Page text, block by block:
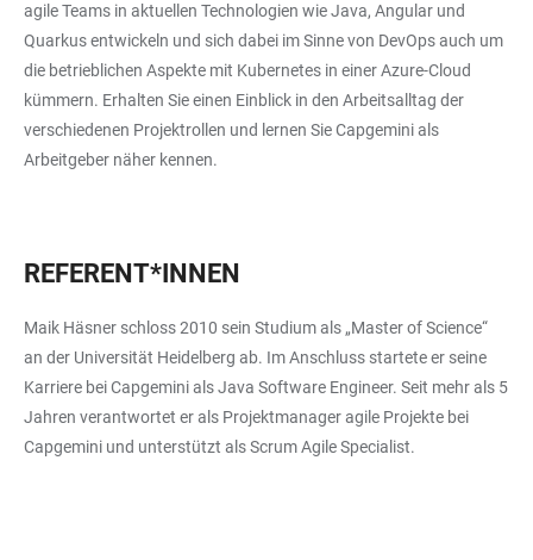
agile Teams in aktuellen Technologien wie Java, Angular und
Quarkus entwickeln und sich dabei im Sinne von DevOps auch um
die betrieblichen Aspekte mit Kubernetes in einer Azure-Cloud
kümmern. Erhalten Sie einen Einblick in den Arbeitsalltag der
verschiedenen Projektrollen und lernen Sie Capgemini als
Arbeitgeber näher kennen.
REFERENT*INNEN
Maik Häsner schloss 2010 sein Studium als „Master of Science“
an der Universität Heidelberg ab. Im Anschluss startete er seine
Karriere bei Capgemini als Java Software Engineer. Seit mehr als 5
Jahren verantwortet er als Projektmanager agile Projekte bei
Capgemini und unterstützt als Scrum Agile Specialist.